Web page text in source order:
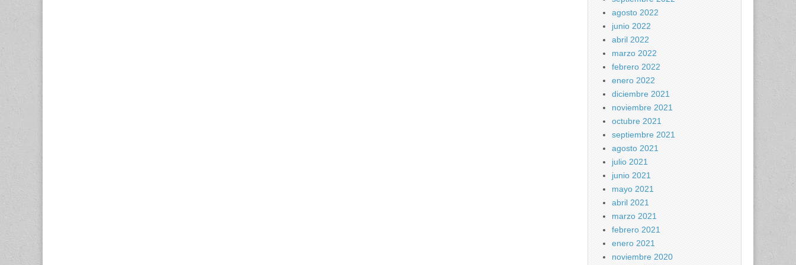
agosto 2022
junio 2022
abril 2022
marzo 2022
febrero 2022
enero 2022
diciembre 2021
noviembre 2021
octubre 2021
septiembre 2021
agosto 2021
julio 2021
junio 2021
mayo 2021
abril 2021
marzo 2021
febrero 2021
enero 2021
noviembre 2020